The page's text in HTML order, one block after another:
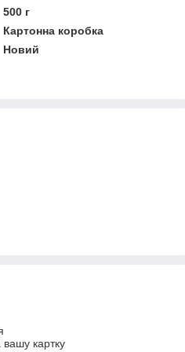
500 г
Картонна коробка
Новий
вашу картку